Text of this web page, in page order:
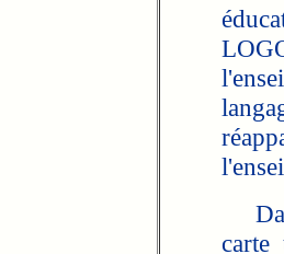
carte